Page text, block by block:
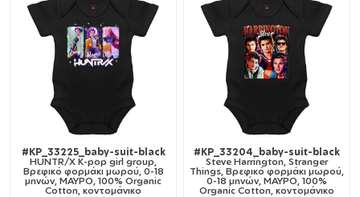
#KP_33225_baby-suit-black
HUNTR/X K-pop girl group,
Βρεφικό φορμάκι μωρού, 0-18
μηνών, ΜΑΥΡΟ, 100% Organic
Cotton, κοντομάνικο
#KP_33204_baby-suit-black
Steve Harrington, Stranger
Things, Βρεφικό φορμάκι μωρού,
0-18 μηνών, ΜΑΥΡΟ, 100%
Organic Cotton, κοντομάνικο